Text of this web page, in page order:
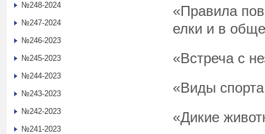
«Правила
елки и в
«Встреча с
«Виды
«Дикие
№248-2024
№247-2024
№246-2023
№245-2023
№244-2023
№243-2023
№242-2023
№241-2023